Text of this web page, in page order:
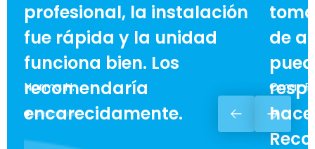
profesional, la instalación
fue rápida y la unidad
funciona bien. Los
recomendaría
encarecidamente.
Norma H.
de
Omar F.